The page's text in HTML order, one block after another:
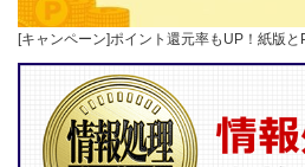
[キャンペーン]ポイント還元率もUP！紙版